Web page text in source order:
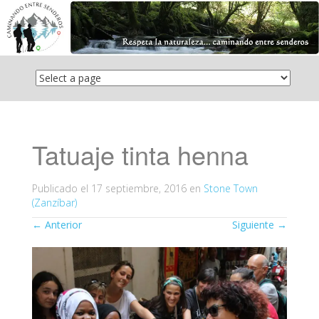
Saltar
contenido
Tatuaje tinta henna
Publicado el 17 septiembre, 2016 en Stone Town
(Zanzíbar)
← Anterior Siguiente →